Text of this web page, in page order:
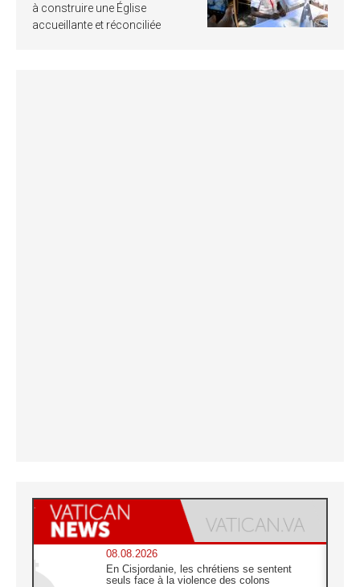
à construire une Église
accueillante et réconciliée
08.08.2026
En Cisjordanie, les chrétiens se sentent
seuls face à la violence des colons